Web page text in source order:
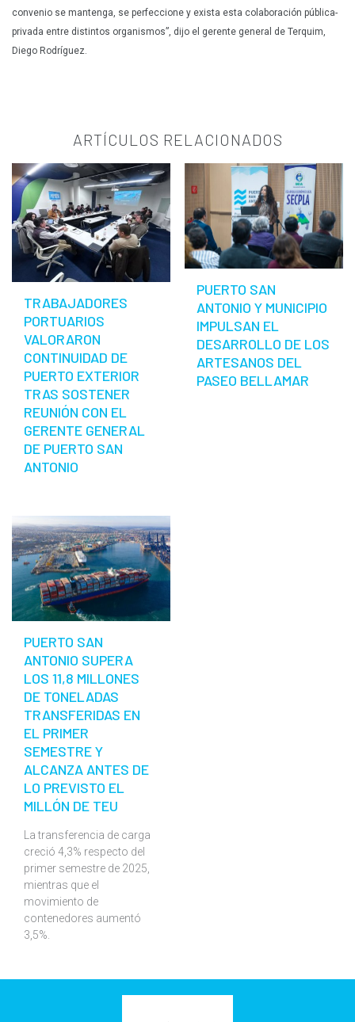
convenio se mantenga, se perfeccione y exista esta colaboración pública-
privada entre distintos organismos”, dijo el gerente general de Terquim,
Diego Rodríguez.
ARTÍCULOS RELACIONADOS
TRABAJADORES
PORTUARIOS
VALORARON
CONTINUIDAD DE
PUERTO EXTERIOR
TRAS SOSTENER
REUNIÓN CON EL
GERENTE GENERAL
DE PUERTO SAN
ANTONIO
PUERTO SAN
ANTONIO Y MUNICIPIO
IMPULSAN EL
DESARROLLO DE LOS
ARTESANOS DEL
PASEO BELLAMAR
PUERTO SAN
ANTONIO SUPERA
LOS 11,8 MILLONES
DE TONELADAS
TRANSFERIDAS EN
EL PRIMER
SEMESTRE Y
ALCANZA ANTES DE
LO PREVISTO EL
MILLÓN DE TEU
La transferencia de carga
creció 4,3% respecto del
primer semestre de 2025,
mientras que el
movimiento de
contenedores aumentó
3,5%.